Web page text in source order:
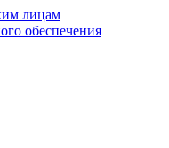
лицам
обеспечения